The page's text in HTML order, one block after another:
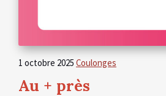
1 octobre 2025 Coulonges
Au + près